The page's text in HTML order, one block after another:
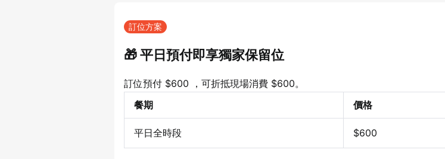
訂位方案
🎁 平日預付即享獨家保留位
訂位預付 $600 ，可折抵現場消費 $600。
餐期
價格
平日全時段 $600